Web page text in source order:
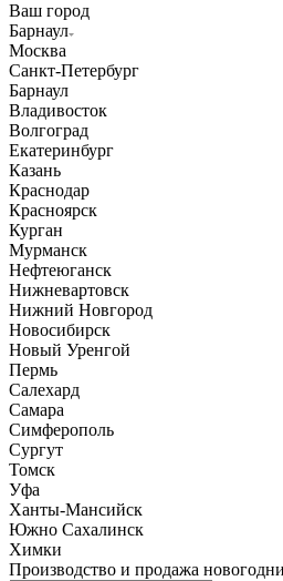
Ваш город
Барнаул
Москва
Санкт-Петербург
Барнаул
Владивосток
Волгоград
Екатеринбург
Казань
Краснодар
Красноярск
Курган
Мурманск
Нефтеюганск
Нижневартовск
Нижний Новгород
Новосибирск
Новый Уренгой
Пермь
Салехард
Самара
Симферополь
Сургут
Томск
Уфа
Ханты-Мансийск
Южно Сахалинск
Химки
Производство и продажа